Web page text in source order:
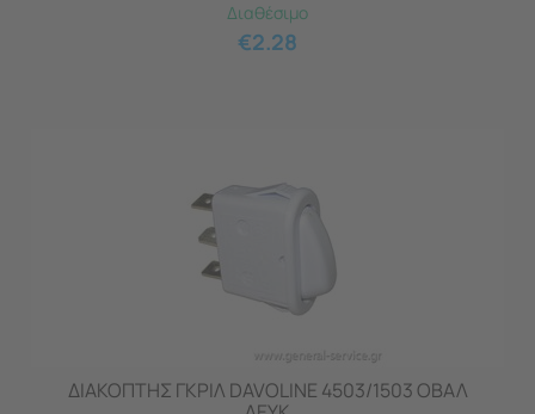
Διαθέσιμο
€2.28
ΔΙΑΚΟΠΤΗΣ ΓΚΡΙΛ DAVOLINE 4503/1503 ΟΒΑΛ